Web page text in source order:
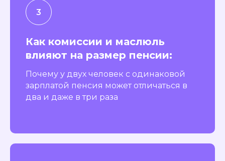
Как комиссии и маслюль
влияют на размер пенсии:
Почему у двух человек с одинаковой
зарплатой пенсия может отличаться в
два и даже в три раза